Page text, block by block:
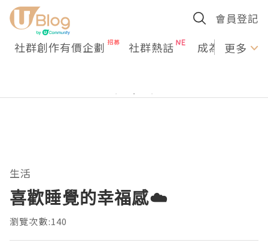
會員登記
社群創作有價企劃 社群熱話 成為U更多
生活
喜歡睡覺的幸福感☁️
瀏覽次數:140